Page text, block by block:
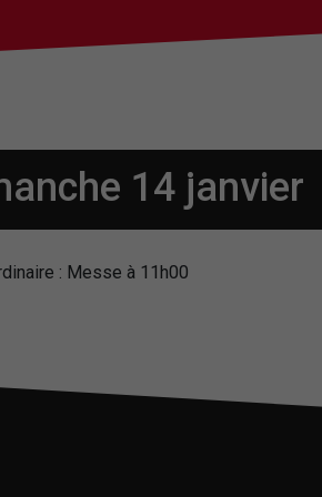
14 janvier
: Messe à 11h00